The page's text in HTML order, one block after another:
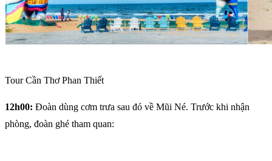
Tour Cần Thơ Phan Thiết
12h00: Đoàn dùng cơm trưa sau đó về Mũi Né. Trước khi nhận
phòng, đoàn ghé tham quan: